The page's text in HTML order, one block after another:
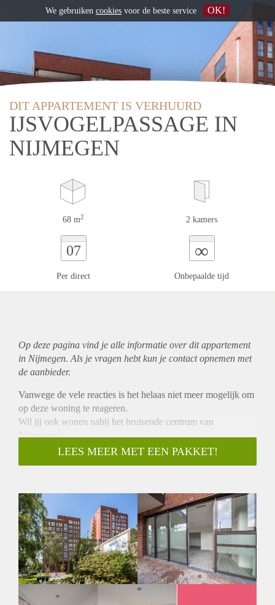
DIT APPARTEMENT IS VERHUURD
IJSVOGELPASSAGE IN
NIJMEGEN
68 m2 2 kamers
07
Per direct
∞
Onbepaalde tijd
Op deze pagina vind je alle informatie over ditappartement
in Nijmegen. Als je vragen hebt kun je contact opnemen met
de aanbieder.
Vanwege de vele reacties is het helaas niet meer mogelijk om
op deze woning te reageren.
Wil jij ook wonen nabij het bruisende centrum van
Nijmegen?
De nieuwe keuken is voorzien van luxe inbouwapparatuur.
Tevens is er een separaat toilet en een bergkast met
appartementen voorzien van een nette PVC vloer. Daarnaast
krijg je er een privé parkeerplaats bij in de parkeergarage.
Bijzonderheden:
Huurprijs € 1.039,07 exclusief € 65,00 servicekosten per
maand | Minimale huurperiode 12 maanden |
Nutsvoorzieningen verzorgt de nieuwe huurder | Inkomenseis
3,5 maal de bruto maandhuur | 1 maand borgsom | 1
parkeerplaats in de parkeergarage | Studenten en
LEES MEER MET EEN PAKKET!
We gebruiken cookies voor de beste service OK!